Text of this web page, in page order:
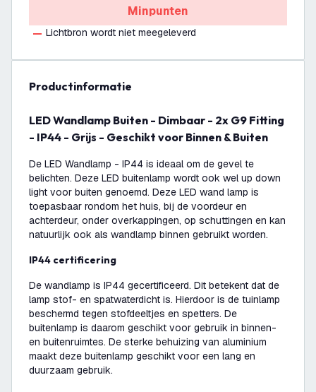
Minpunten
Lichtbron wordt niet meegeleverd
productinformatie
LED Wandlamp Buiten - Dimbaar - 2x G9 Fitting
- IP44 - Grijs - Geschikt voor Binnen & Buiten
De LED Wandlamp - IP44 is ideaal om de gevel te
belichten. Deze LED buitenlamp wordt ook wel up down
light voor buiten genoemd. Deze LED wand lamp is
toepasbaar rondom het huis, bij de voordeur en
achterdeur, onder overkappingen, op schuttingen en kan
natuurlijk ook als wandlamp binnen gebruikt worden.
IP44 certificering
De wandlamp is IP44 gecertificeerd. Dit betekent dat de
lamp stof- en spatwaterdicht is. Hierdoor is de tuinlamp
beschermd tegen stofdeeltjes en spetters. De
buitenlamp is daarom geschikt voor gebruik in binnen-
en buitenruimtes. De sterke behuizing van aluminium
maakt deze buitenlamp geschikt voor een lang en
duurzaam gebruik.